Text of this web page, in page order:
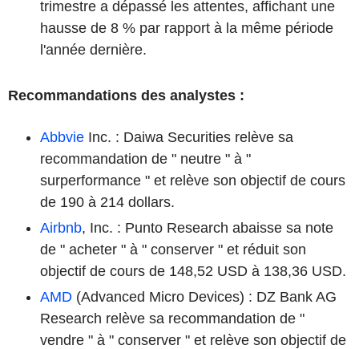
trimestre a dépassé les attentes, affichant une
hausse de 8 % par rapport à la même période
l'année dernière.
Recommandations des analystes :
Abbvie Inc. : Daiwa Securities relève sa
recommandation de " neutre " à "
surperformance " et relève son objectif de cours
de 190 à 214 dollars.
Airbnb, Inc. : Punto Research abaisse sa note
de " acheter " à " conserver " et réduit son
objectif de cours de 148,52 USD à 138,36 USD.
AMD (Advanced Micro Devices) : DZ Bank AG
Research relève sa recommandation de "
vendre " à " conserver " et relève son objectif de